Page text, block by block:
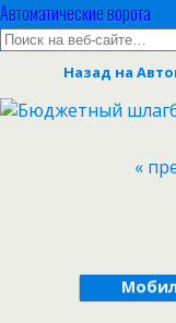
Автоматические ворота
Назад на
«